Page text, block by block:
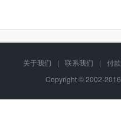
关于我们 | 联系我们 |
付
Copyright © 2002-